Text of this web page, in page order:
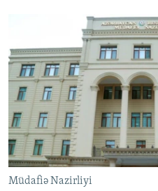
Müdafiə Nazirliyi